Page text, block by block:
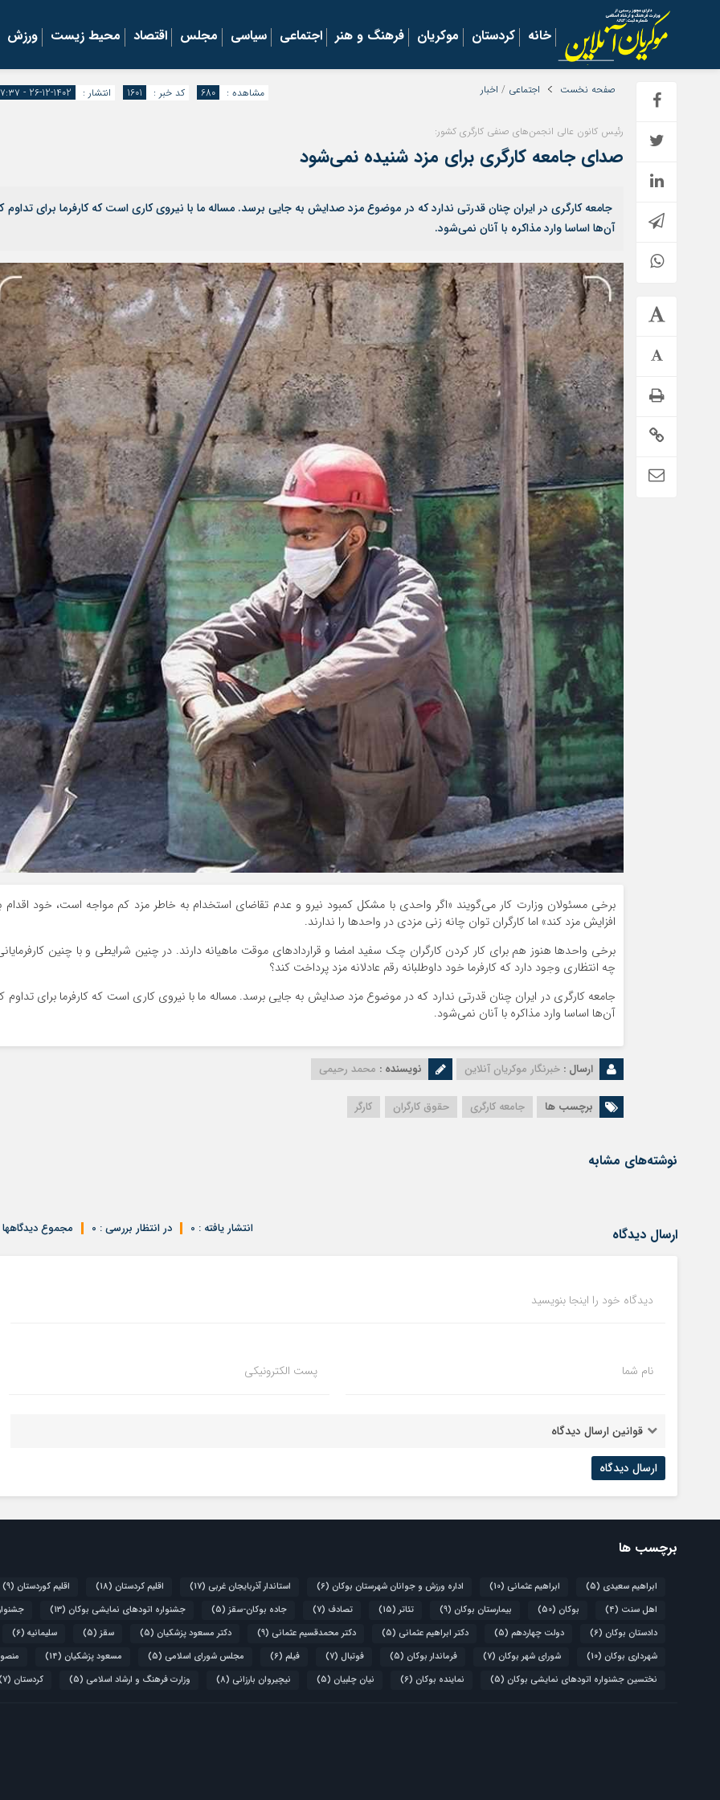
خانه کردستان موکریان فرهنگ و هنر اجتماعی سیاسی مجلس اقتصاد محیط زیست ورزش
صفحه نخست اجتماعی / اخبار انتشار : 1402-12-26 - ۱۷:۳۷ کد خبر : 1601 مشاهده : 680
رئیس کانون عالی انجمن‌های صنفی کارگری کشور:
صدای جامعه کارگری برای مزد شنیده نمی‌شود
جامعه کارگری در ایران چنان قدرتی ندارد که در موضوع مزد صدایش به جایی برسد. مساله ما با نیروی کاری است که کارفرما برای تداوم
آن‌ها اساسا وارد مذاکره با آنان نمی‌شود.
برخی مسئولان وزارت کار می‌گویند «اگر واحدی با مشکل کمبود نیرو و عدم تقاضای استخدام به خاطر مزد کم مواجه است، خود اقدام
افزایش مزد کند» اما کارگران توان چانه زنی مزدی در واحدها را ندارند.
برخی واحدها هنوز هم برای کار کردن کارگران چک سفید امضا و قراردادهای موقت ماهیانه دارند. در چنین شرایطی و با چنین
چه انتظاری وجود دارد که کارفرما خود داوطلبانه رقم عادلانه مزد پرداخت کند؟
جامعه کارگری در ایران چنان قدرتی ندارد که در موضوع مزد صدایش به جایی برسد. مساله ما با نیروی کاری است که کارفرما برای تداوم
آن‌ها اساسا وارد مذاکره با آنان نمی‌شود.
ارسال : خبرنگار موکریان آنلاین نویسنده : محمد رحیمی
برچسب ها جامعه کارگری حقوق کارگران کارگر
نوشته‌های مشابه
ارسال دیدگاه مجموع دیدگاهها در انتظار بررسی : 0 انتشار یافته : 0
دیدگاه خود را اینجا بنویسید
نام شما پست الکترونیکی
قوانین ارسال دیدگاه
برچسب ها
ابراهیم سعیدی (5) ابراهیم عثمانی (10) اداره ورزش و جوانان شهرستان بوکان (6) استاندار آذربایجان غربی (17) اقلیم کردستان (18) اقلیم کوردستان (9)
اهل سنت (4) بوکان (50) بیمارستان بوکان (9) تئاتر (15) تصادف (7) جاده بوکان-سقز (5) جشنواره اتودهای نمایشی بوکان (13)
دادستان بوکان (6) دولت چهاردهم (5) دکتر ابراهیم عثمانی (5) دکتر محمدقسیم عثمانی (9) دکتر مسعود پزشکیان (5) سقز (5) سلیمانیه (6)
شهرداری بوکان (10) شورای شهر بوکان (7) فرماندار بوکان (5) فوتبال (7) فیلم (6) مجلس شورای اسلامی (5) مسعود پزشکیان (14)
نختسین جشنواره اتودهای نمایشی بوکان (5) نماینده بوکان (6) نیان چلبیان (5) نیچیروان بارزانی (8) وزارت فرهنگ و ارشاد اسلامی (5) کردستان (7)